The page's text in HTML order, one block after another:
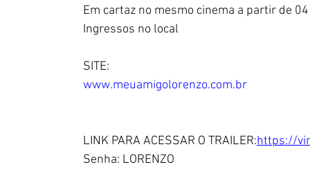
Em cartaz no mesmo cinema a partir de
Ingressos no local
SITE:
www.meuamigolorenzo.com.br
LINK PARA ACESSAR O TRAILER:https://
Senha: LORENZO